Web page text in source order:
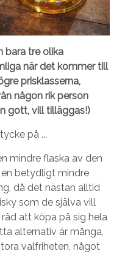
bara tre olika
när det kommer till
prisklasserna,
någon rik person
gott, vill tilläggas!)
på ...
mindre flaska av den
betydligt mindre
då det nästan alltid
som de själva vill
att köpa på sig hela
alternativ är många,
valfriheten, något